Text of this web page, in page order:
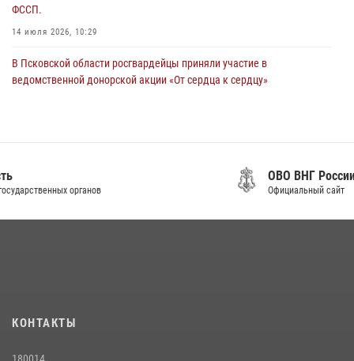
ФССП.
14 июля 2026, 10:29
В Псковской области росгвардейцы приняли участие в
ведомственной донорской акции «От сердца к сердцу»
церемонии
Росгвардейцы одержали победу
ОВО ВНГ России по Псковской области
Официальный сайт
КОНТАКТЫ
180014